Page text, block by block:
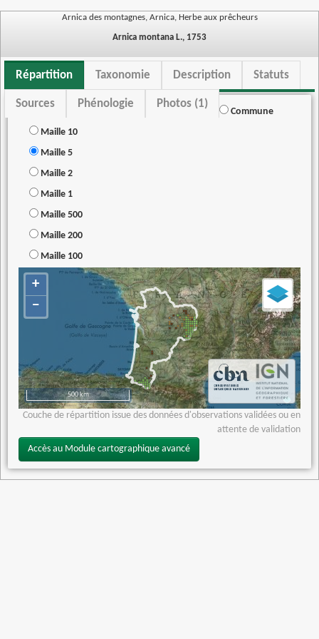
Arnica des montagnes, Arnica, Herbe aux prêcheurs
Arnica montana L., 1753
Répartition Taxonomie Description Statuts
Sources Phénologie Photos (1)
Commune
Maille 10
Maille 5
Maille 2
Maille 1
Maille 500
Maille 200
Maille 100
+
−
500 km
Couche de répartition issue des données d'observations validées ou en
attente de validation
Accès au Module cartographique avancé